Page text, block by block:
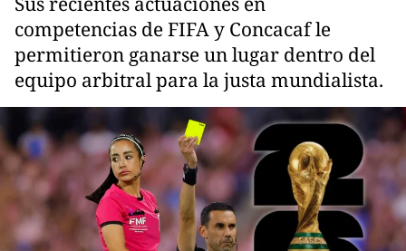
competencias de FIFA y Concacaf le
permitieron ganarse un lugar dentro del
equipo arbitral para la justa mundialista.